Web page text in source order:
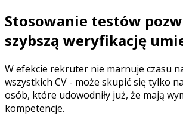
Stosowanie testów
szybszą weryfikację
W efekcie rekruter nie marnuje czasu
wszystkich CV - może skupić się tylko
osób, które udowodniły już, że mają
kompetencje.